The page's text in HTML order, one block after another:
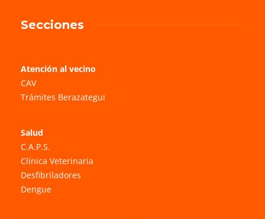
Secciones
Atención al vecino
CAV
Trámites Berazategui
Salud
C.A.P.S.
Clínica Veterinaria
Desfibriladores
Dengue